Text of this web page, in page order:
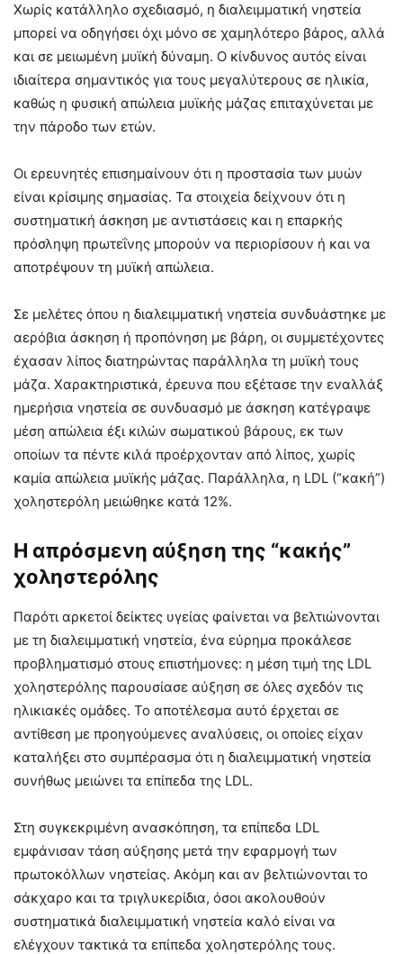
Χωρίς κατάλληλο σχεδιασμό, η διαλειμματική νηστεία
μπορεί να οδηγήσει όχι μόνο σε χαμηλότερο βάρος, αλλά
και σε μειωμένη μυϊκή δύναμη. Ο κίνδυνος αυτός είναι
ιδιαίτερα σημαντικός για τους μεγαλύτερους σε ηλικία,
καθώς η φυσική απώλεια μυϊκής μάζας επιταχύνεται με
την πάροδο των ετών.
Οι ερευνητές επισημαίνουν ότι η προστασία των μυών
είναι κρίσιμης σημασίας. Τα στοιχεία δείχνουν ότι η
συστηματική άσκηση με αντιστάσεις και η επαρκής
πρόσληψη πρωτεΐνης μπορούν να περιορίσουν ή και να
αποτρέψουν τη μυϊκή απώλεια.
Σε μελέτες όπου η διαλειμματική νηστεία συνδυάστηκε με
αερόβια άσκηση ή προπόνηση με βάρη, οι συμμετέχοντες
έχασαν λίπος διατηρώντας παράλληλα τη μυϊκή τους
μάζα. Χαρακτηριστικά, έρευνα που εξέτασε την εναλλάξ
ημερήσια νηστεία σε συνδυασμό με άσκηση κατέγραψε
μέση απώλεια έξι κιλών σωματικού βάρους, εκ των
οποίων τα πέντε κιλά προέρχονταν από λίπος, χωρίς
καμία απώλεια μυϊκής μάζας. Παράλληλα, η LDL (“κακή”)
χοληστερόλη μειώθηκε κατά 12%.
Η απρόσμενη αύξηση της “κακής”
χοληστερόλης
Παρότι αρκετοί δείκτες υγείας φαίνεται να βελτιώνονται
με τη διαλειμματική νηστεία, ένα εύρημα προκάλεσε
προβληματισμό στους επιστήμονες: η μέση τιμή της LDL
χοληστερόλης παρουσίασε αύξηση σε όλες σχεδόν τις
ηλικιακές ομάδες. Το αποτέλεσμα αυτό έρχεται σε
αντίθεση με προηγούμενες αναλύσεις, οι οποίες είχαν
καταλήξει στο συμπέρασμα ότι η διαλειμματική νηστεία
συνήθως μειώνει τα επίπεδα της LDL.
Στη συγκεκριμένη ανασκόπηση, τα επίπεδα LDL
εμφάνισαν τάση αύξησης μετά την εφαρμογή των
πρωτοκόλλων νηστείας. Ακόμη και αν βελτιώνονται το
σάκχαρο και τα τριγλυκερίδια, όσοι ακολουθούν
συστηματικά διαλειμματική νηστεία καλό είναι να
ελέγχουν τακτικά τα επίπεδα χοληστερόλης τους.